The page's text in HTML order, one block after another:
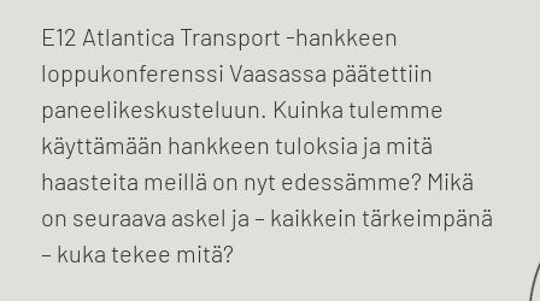
E12 Atlantica Transport -hankkeen
loppukonferenssi Vaasassa päätettiin
paneelikeskusteluun. Kuinka tulemme
käyttämään hankkeen tuloksia ja mitä
haasteita meillä on nyt edessämme? Mikä
on seuraava askel ja – kaikkein tärkeimpänä
– kuka tekee mitä?